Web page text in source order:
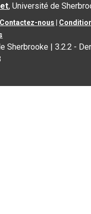
, Université de
Contactez-nous
Sherbrooke |3.2.2 -